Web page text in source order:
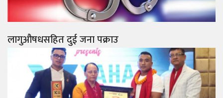
लागुऔषधसहित दुई जना पक्राउ